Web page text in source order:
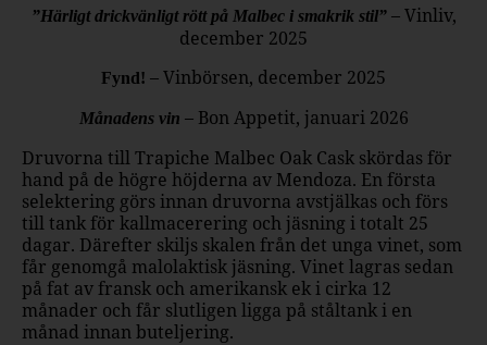
”Härligt drickvänligt rött på Malbec i smakrik stil”– Vinliv,
december 2025
Fynd! – Vinbörsen, december 2025
Månadens vin – Bon Appetit, januari 2026
Druvorna till Trapiche Malbec Oak Cask skördas för
hand på de högre höjderna av Mendoza. En första
selektering görs innan druvorna avstjälkas och förs
till tank för kallmacerering och jäsning i totalt 25
dagar. Därefter skiljs skalen från det unga vinet, som
får genomgå malolaktisk jäsning. Vinet lagras sedan
på fat av fransk och amerikansk ek i cirka 12
månader och får slutligen ligga på ståltank i en
månad innan buteljering.